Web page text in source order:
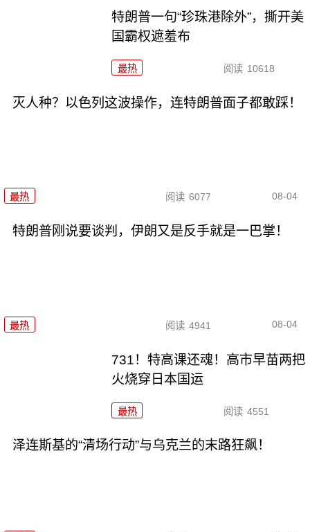
特朗普一句“珍珠港除外”，撕开美
国霸权遮羞布
最热 阅读 10618
灭人种？以色列这波操作，连特朗普面子都敢踩！
最热 阅读 6077 08-04
特朗普刚说要谈判，伊朗又是反手就是一巴掌！
最热 阅读 4941 08-04
731！特高课还魂！高市早苗两把
火烧穿日本国运
最热 阅读 4551
泽连斯基的“清场行动”与乌克兰的末路狂飙！